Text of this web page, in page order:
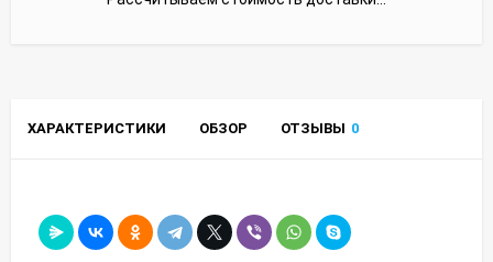
ХАРАКТЕРИСТИКИ ОБЗОР ОТЗЫВЫ 0